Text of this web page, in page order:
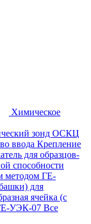
Химическое
зонд ОСКЦ
ввода Крепление
для образцов-
способности
методом ГЕ-
для
ячейка (с
УЭК-07 Все